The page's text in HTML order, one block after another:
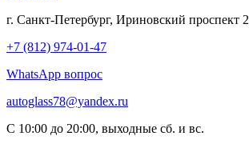
г. Санкт-Петербург, Ириновский проспект 2
+7 (812) 974-01-47
WhatsApp вопрос
autoglass78@yandex.ru
C 10:00 до 20:00, выходные сб. и вс.